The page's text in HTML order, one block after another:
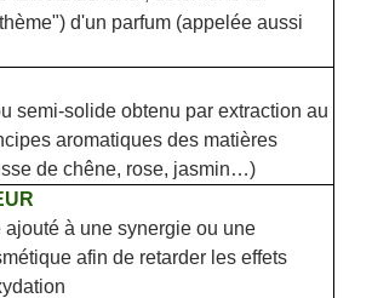
d'un parfum (appelée aussi
semi-solide obtenu par extraction au
aromatiques des matières
de chêne, rose, jasmin…)
à une synergie ou une
afin de retarder les effets